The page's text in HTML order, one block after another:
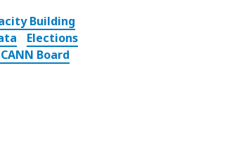
Building
Elections
Board